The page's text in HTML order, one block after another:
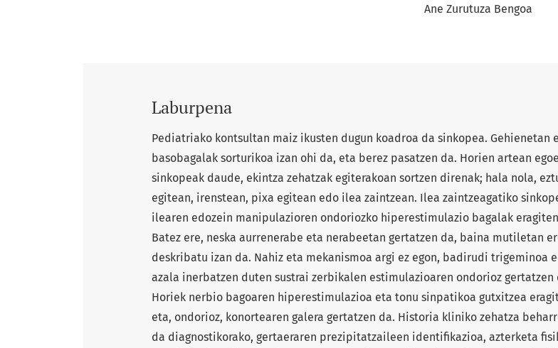
Ane Zurutuza Bengoa
Laburpena
Pediatriako kontsultan maiz ikusten dugun koadroa da sinkopea. Gehienetan
basobagalak sorturikoa izan ohi da, eta berez pasatzen da. Horien artean
sinkopeak daude, ekintza zehatzak egiterakoan sortzen direnak; hala nola,
egitean, irenstean, pixa egitean edo ilea zaintzean. Ilea zaintzeagatiko
ilearen edozein manipulazioren ondoriozko hiperestimulazio bagalak
Batez ere, neska aurrenerabe eta nerabeetan gertatzen da, baina mutiletan
deskribatu izan da. Nahiz eta mekanismoa argi ez egon, badirudi trigeminoa
azala inerbatzen duten sustrai zerbikalen estimulazioaren ondorioz gertatzen
Horiek nerbio bagoaren hiperestimulazioa eta tonu sinpatikoa gutxitzea
eta, ondorioz, konortearen galera gertatzen da. Historia kliniko zehatza
da diagnostikorako, gertaeraren prezipitatzaileen identifikazioa, azterketa